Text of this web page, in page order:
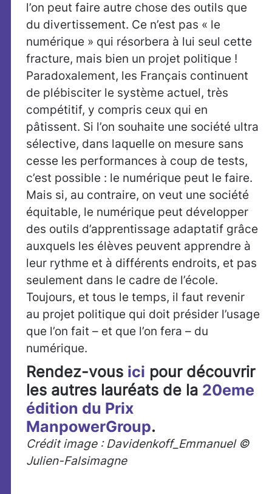
l’on peut faire autre chose des outils que
du divertissement. Ce n’est pas « le
numérique » qui résorbera à lui seul cette
fracture, mais bien un projet politique !
Paradoxalement, les Français continuent
de plébisciter le système actuel, très
compétitif, y compris ceux qui en
pâtissent. Si l’on souhaite une société ultra
sélective, dans laquelle on mesure sans
cesse les performances à coup de tests,
c’est possible : le numérique peut le faire.
Mais si, au contraire, on veut une société
équitable, le numérique peut développer
des outils d’apprentissage adaptatif grâce
auxquels les élèves peuvent apprendre à
leur rythme et à différents endroits, et pas
seulement dans le cadre de l’école.
Toujours, et tous le temps, il faut revenir
au projet politique qui doit présider l’usage
que l’on fait – et que l’on fera – du
numérique.
Rendez-vous ici pour découvrir
les autres lauréats de la 20eme
édition du Prix
ManpowerGroup.
Crédit image : Davidenkoff_Emmanuel ©
Julien-Falsimagne